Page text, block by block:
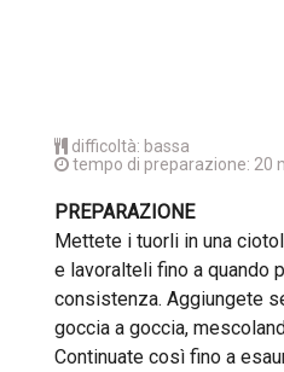
difficoltà: bassa
tempo di preparazione: 20
PREPARAZIONE
Mettete i tuorli in una
e lavoralteli fino a quando
consistenza. Aggiungete
goccia a goccia,
Continuate così fino a